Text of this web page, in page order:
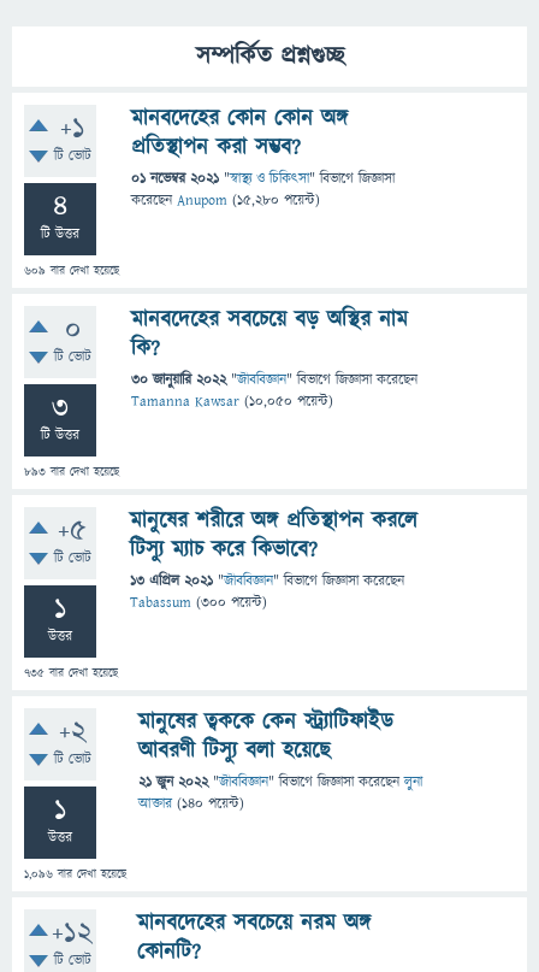
সম্পর্কিত প্রশ্নগুচ্ছ
+1
টি ভোট
4
টি উত্তর
609 বার দেখা হয়েছে
মানবদেহের কোন কোন অঙ্গ
প্রতিস্থাপন করা সম্ভব?
01 নভেম্বর 2021 "স্বাস্থ্য ও চিকিৎসা" বিভাগে জিজ্ঞাসা
করেছেনAnupom (15,280 পয়েন্ট)
0
টি ভোট
3
টি উত্তর
893 বার দেখা হয়েছে
মানবদেহের সবচেয়ে বড় অস্থির নাম
কি?
30 জানুয়ারি 2022 "জীববিজ্ঞান" বিভাগে জিজ্ঞাসাকরেছেন
Tamanna Kawsar (10,050 পয়েন্ট)
+5
টি ভোট
1
উত্তর
735 বার দেখা হয়েছে
মানুষের শরীরে অঙ্গ প্রতিস্থাপন করলে
টিস্যু ম্যাচ করে কিভাবে?
13 এপ্রিল 2021 "জীববিজ্ঞান" বিভাগে জিজ্ঞাসাকরেছেন
Tabassum (300 পয়েন্ট)
+2
টি ভোট
1
উত্তর
1,096 বার দেখা হয়েছে
মানুষের ত্বককে কেন স্ট্র্যাটিফাইড
আবরণী টিস্যু বলা হয়েছে
21 জুন 2022 "জীববিজ্ঞান" বিভাগে জিজ্ঞাসাকরেছেনলুনা
আক্তার (140 পয়েন্ট)
+12
টি ভোট
মানবদেহের সবচেয়ে নরম অঙ্গ
কোনটি?